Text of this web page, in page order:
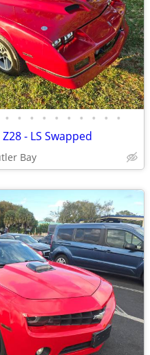
• • • • • • • • • •
- LS Swapped
Bay